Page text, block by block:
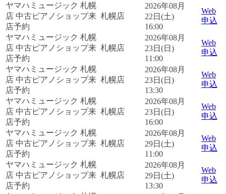
ヤマハミュージック 札幌
店 中古ピアノショップ来
店予約
札幌店
2026年08月
22日(土)
16:00
Web
申込
ヤマハミュージック 札幌
店 中古ピアノショップ来
店予約
札幌店
2026年08月
23日(日)
11:00
Web
申込
ヤマハミュージック 札幌
店 中古ピアノショップ来
店予約
札幌店
2026年08月
23日(日)
13:30
Web
申込
ヤマハミュージック 札幌
店 中古ピアノショップ来
店予約
札幌店
2026年08月
23日(日)
16:00
Web
申込
ヤマハミュージック 札幌
店 中古ピアノショップ来
店予約
札幌店
2026年08月
29日(土)
11:00
Web
申込
ヤマハミュージック 札幌
店 中古ピアノショップ来
店予約
札幌店
2026年08月
29日(土)
13:30
Web
申込